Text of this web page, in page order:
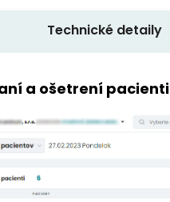
Technické detaily
a ošetrení pacienti